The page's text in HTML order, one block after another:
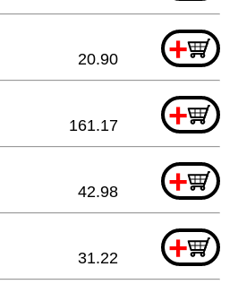
+
20.90
+
161.17
+
42.98
+
31.22